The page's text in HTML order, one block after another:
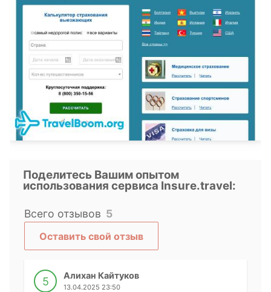
Поделитесь Вашим опытом
использования сервиса Insure.travel:
Всего отзывов 5
Оставить свой отзыв
5 Алихан Кайтуков
13.04.2025 23:50